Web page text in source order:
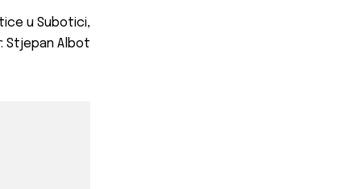
u Subotici,
Stjepan Albot